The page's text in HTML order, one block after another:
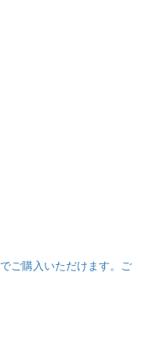
でご購入いただけます。ご